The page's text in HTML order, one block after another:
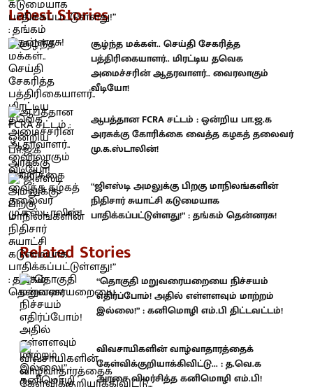
Latest Stories
சூழ்ந்த மக்கள்.. செய்தி சேகரித்த
பத்திரிகையாளர்.. மிரட்டிய தவெக
அமைச்சரின் ஆதரவாளர்.. வைரலாகும்
வீடியோ!
ஆபத்தான FCRA சட்டம் : ஒன்றிய பா.ஜ.க
அரசுக்கு கோரிக்கை வைத்த கழகத் தலைவர்
மு.க.ஸ்டாலின்!
“ஜிஎஸ்டி அமலுக்கு பிறகு மாநிலங்களின்
நிதிசார் சுயாட்சி கடுமையாக
பாதிக்கப்பட்டுள்ளது!” : தங்கம் தென்னரசு!
Related Stories
“தொகுதி மறுவரையறையை நிச்சயம்
எதிர்ப்போம்! அதில் எள்ளளவும் மாற்றம்
இல்லை!” : கனிமொழி எம்.பி திட்டவட்டம்!
விவசாயிகளின் வாழ்வாதாரத்தைக்
கேள்விக்குறியாக்கிவிட்டு... : த.வெ.க
அரசை விமர்சித்த கனிமொழி எம்.பி!